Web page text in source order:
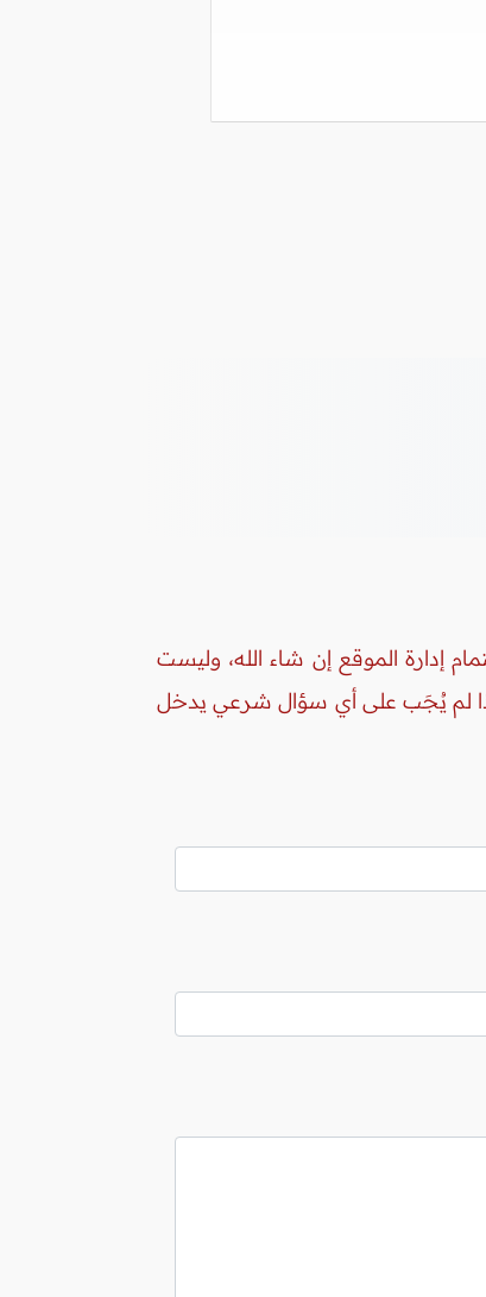
إدارة الموقع إن شاء الله، وليست
إذا لم يُجَب على أي سؤال شرعي يدخل